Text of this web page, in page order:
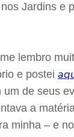
Jardins e
lembro
e postei
de seus
a
minha – e